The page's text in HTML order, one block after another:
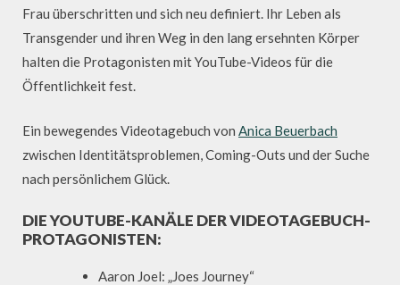
Frau überschritten und sich neu definiert. Ihr Leben als
Transgender und ihren Weg in den lang ersehnten Körper
halten die Protagonisten mit YouTube-Videos für die
Öffentlichkeit fest.
Ein bewegendes Videotagebuch von Anica Beuerbach
zwischen Identitätsproblemen, Coming-Outs und der Suche
nach persönlichem Glück.
DIE YOUTUBE-KANÄLE DER VIDEOTAGEBUCH-
PROTAGONISTEN:
Aaron Joel: „Joes Journey“